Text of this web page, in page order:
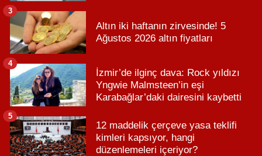
Altın iki haftanın zirvesinde! 5
Ağustos 2026 altın fiyatları
3
İzmir’de ilginç dava: Rock yıldızı
Yngwie Malmsteen’in eşi
Karabağlar’daki dairesini kaybetti
4
12 maddelik çerçeve yasa teklifi
kimleri kapsıyor, hangi
düzenlemeleri içeriyor?
5